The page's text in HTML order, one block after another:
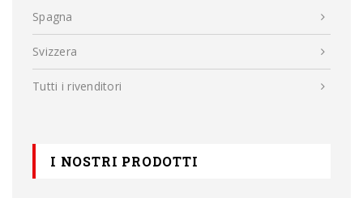
Spagna
Svizzera
Tutti i rivenditori
I NOSTRI PRODOTTI